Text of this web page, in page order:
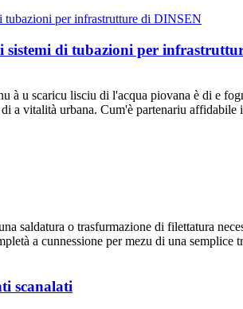
sistemi di tubazioni per
à u scaricu lisciu di l'acqua piovana è di e
a vitalità urbana. Cum'è partenariu
saldatura o trasfurmazione di filettatura
a cunnessione per mezu di una
scanalati